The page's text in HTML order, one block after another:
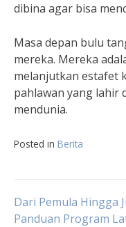
dibina agar bisa
Masa depan bulu
mereka. Mereka
melanjutkan estafet
pahlawan yang lahir
mendunia.
Posted in Berita
Navigasi
Dari Pemula Hingga
Panduan Program